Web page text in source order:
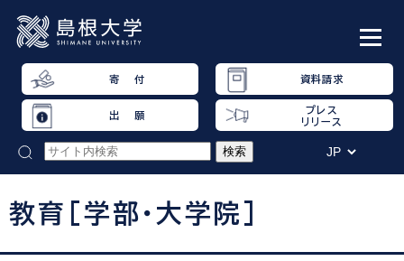
寄 付 資料請求
出 願
プレス
リリース
教育[学部・大学院]